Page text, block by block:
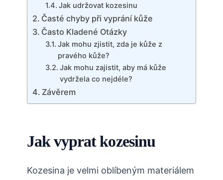
Jak udržovat kozesinu
Časté chyby při vyprání kůže
Často Kladené Otázky
Jak mohu zjistit, zda je kůže z
pravého kůže?
Jak mohu zajistit, aby má kůže
vydržela co nejdéle?
Závěrem
Jak vyprat kozesinu
Kozesina je velmi oblíbeným materiálem